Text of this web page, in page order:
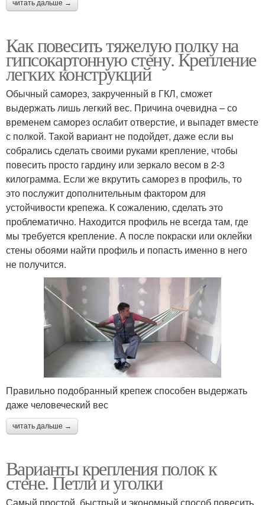
читать дальше →
Как повесить тяжелую полку на
гипсокартонную стену. Крепление
легких конструкций
Обычный саморез, закрученный в ГКЛ, сможет
выдержать лишь легкий вес. Причина очевидна – со
временем саморез ослабит отверстие, и выпадет вместе
с полкой. Такой вариант не подойдет, даже если вы
собрались сделать своими руками крепление, чтобы
повесить просто гардину или зеркало весом в 2-3
килограмма. Если же вкрутить саморез в профиль, то
это послужит дополнительным фактором для
устойчивости крепежа. К сожалению, сделать это
проблематично. Находится профиль не всегда там, где
мы требуется крепление. А после покраски или оклейки
стены обоями найти профиль и попасть именно в него
не получится.
Правильно подобранный крепеж способен выдержать
даже человеческий вес
читать дальше →
Варианты крепления полок к
стене. Петли и уголки